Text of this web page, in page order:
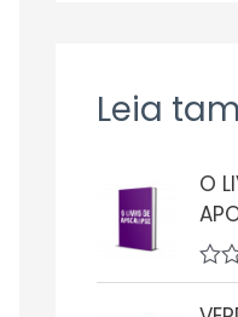
Leia
O
A
v